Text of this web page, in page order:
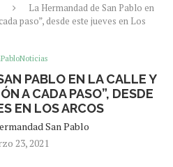
La Hermandad de San Pablo en
paso”, desde este jueves en Los
PABLO EN LA CALLE Y
A CADA PASO”, DESDE
EN LOS ARCOS
San Pablo
23, 2021